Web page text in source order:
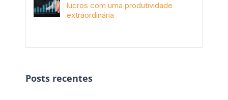
lucros com uma produtividade
extraordinária
Posts recentes